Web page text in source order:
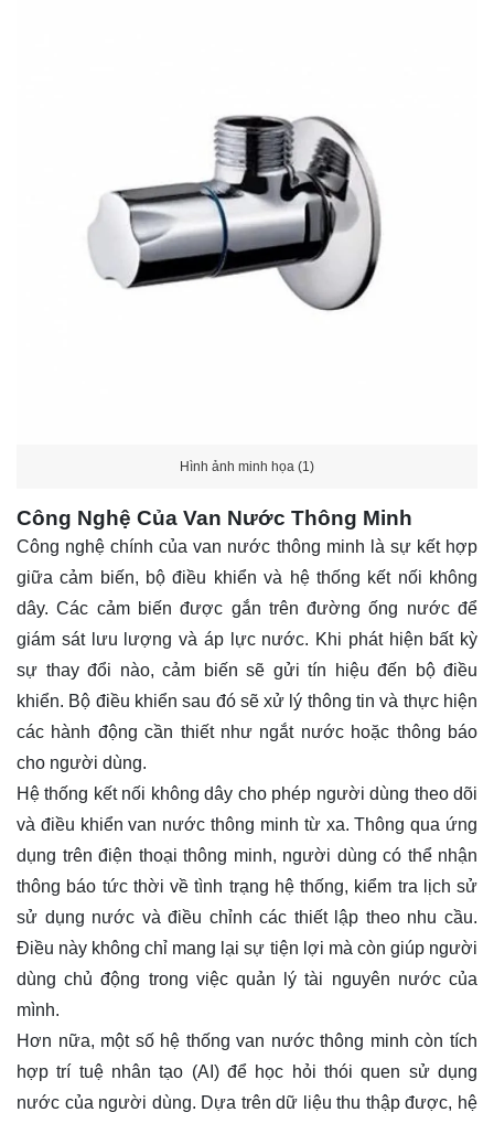
Hình ảnh minh họa (1)
Công Nghệ Của Van Nước Thông Minh
Công nghệ chính của van nước thông minh là sự kết hợp
giữa cảm biến, bộ điều khiển và hệ thống kết nối không
dây. Các cảm biến được gắn trên đường ống nước để
giám sát lưu lượng và áp lực nước. Khi phát hiện bất kỳ
sự thay đổi nào, cảm biến sẽ gửi tín hiệu đến bộ điều
khiển. Bộ điều khiển sau đó sẽ xử lý thông tin và thực hiện
các hành động cần thiết như ngắt nước hoặc thông báo
cho người dùng.
Hệ thống kết nối không dây cho phép người dùng theo dõi
và điều khiển van nước thông minh từ xa. Thông qua ứng
dụng trên điện thoại thông minh, người dùng có thể nhận
thông báo tức thời về tình trạng hệ thống, kiểm tra lịch sử
sử dụng nước và điều chỉnh các thiết lập theo nhu cầu.
Điều này không chỉ mang lại sự tiện lợi mà còn giúp người
dùng chủ động trong việc quản lý tài nguyên nước của
mình.
Hơn nữa, một số hệ thống van nước thông minh còn tích
hợp trí tuệ nhân tạo (AI) để học hỏi thói quen sử dụng
nước của người dùng. Dựa trên dữ liệu thu thập được, hệ